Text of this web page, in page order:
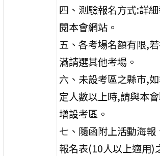
四、測驗報名方式:詳
閱本會網站。
五、各考場名額有限,
滿請選其他考場。
六、未設考區之縣市,
定人數以上時,請與本
增設考區。
七、隨函附上活動海報
報名表(10人以上適用)